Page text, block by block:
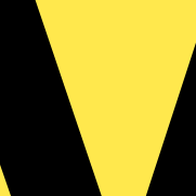
Menschenansammlun-
an die
DIN V VDE V 0108-
tene Tabelle A.1.
Entscheidend für die
des Projekts und die
Verordnungen und
Grundflächen, Betten